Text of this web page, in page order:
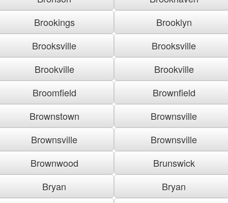
Brookings
Brooklyn
Brooksville
Brooksville
Brookville
Brookville
Broomfield
Brownfield
Brownstown
Brownsville
Brownsville
Brownsville
Brownwood
Brunswick
Bryan
Bryan